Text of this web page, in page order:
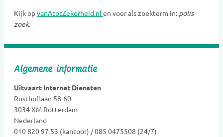
Gedenkobjecten
Gedenksieraden
Glasobjecten
Goede doelen
Grafkunst
Grafmonumenten
Groene uitvaart
Kijk opvanAtotZekerheid.nl en voer als zoekterm in: polis
zoek.
Algemene informatie
Uitvaart Internet Diensten
Rusthoflaan 58-60
3034 XM Rotterdam
Nederland
010 820 97 53 (kantoor) / 085 0475508 (24/7)